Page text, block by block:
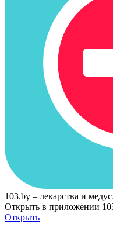
103.by – лекарства и
Открыть в приложении
Открыть